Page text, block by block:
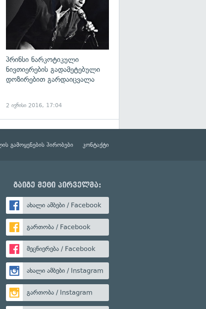
პრინსი ნარკოტიკული
ნივთიერების გადამეტებული
დოზირებით გარდაიცვალა
2 ივნისი 2016, 17:04
გამოყენების პირობები კონტაქტი
გაიგე მეტი პირველმა:
ახალი ამბები / Facebook
გართობა / Facebook
მეცნიერება / Facebook
ახალი ამბები / Instagram
გართობა / Instagram